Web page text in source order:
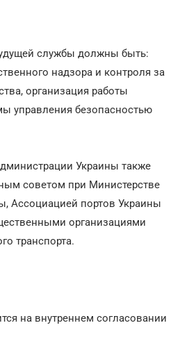
службы должны быть:
надзора и контроля за
организация работы
управления безопасностью
Украины также
советом при Министерстве
Ассоциацией портов Украины
организациями
транспорта.
на внутреннем согласовании